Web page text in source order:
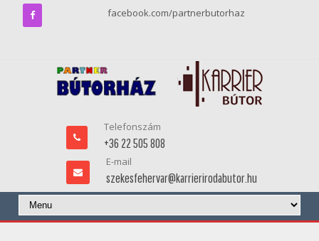
facebook.com/partnerbutorhaz
Telefonszám
+36 22 505 808
E-mail
szekesfehervar@karrierirodabutor.hu